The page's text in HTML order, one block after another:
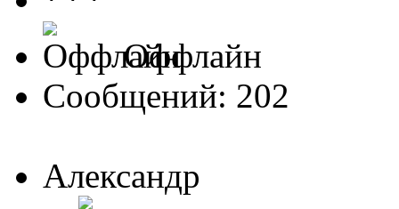
Оффлайн
Сообщений: 202
Александр